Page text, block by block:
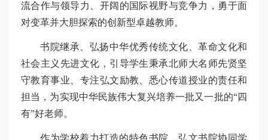
流合作与领导力、开阔的国际视野与竞争力，勇于面
对变革并大胆探索的创新型卓越教师。
书院继承、弘扬中华优秀传统文化、革命文化和
社会主义先进文化，引导学生秉承北师大名师先贤坚
守教育事业、专注弘文励教、悉心传道授业的责任和
担当，为实现中华民族伟大复兴培养一批又一批的“四
有”好老师。